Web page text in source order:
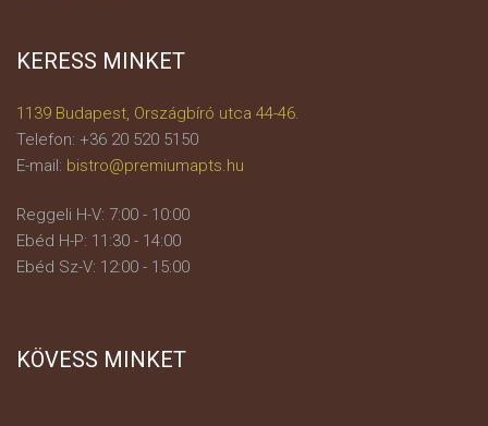
KERESS MINKET
1139 Budapest, Országbíró utca 44-46.
Telefon: +36 20 520 5150
E-mail: bistro@premiumapts.hu
Reggeli H-V: 7:00 - 10:00
Ebéd H-P: 11:30 - 14:00
Ebéd Sz-V: 12:00 - 15:00
KÖVESS MINKET